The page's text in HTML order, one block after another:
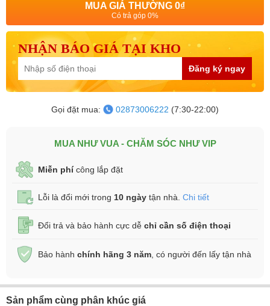
MUA GIÁ THƯỜNG 0₫
Có trả góp 0%
NHẬN BÁO GIÁ TẠI KHO
Đăng ký ngay
Gọi đặt mua: 02873006222 (7:30-22:00)
MUA NHƯ VUA - CHĂM SÓC NHƯ VIP
Miễn phícông lắp đặt
Lỗi là đổi mới trong 10 ngày tận nhà. Chi tiết
Đổi trả và bảo hành cực dễ chỉ cần số điện thoại
Bảo hành chính hãng 3 năm , có người đến lấy tận nhà
Sản phẩm cùng phân khúc giá